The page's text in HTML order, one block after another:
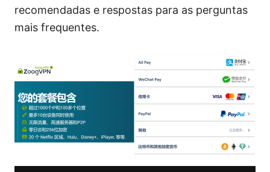
recomendadas e respostas para as perguntas
mais frequentes.